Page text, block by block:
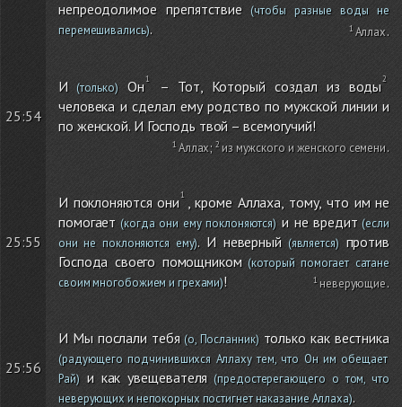
непреодолимое препятствие (чтобы разные воды не
перемешивались). Аллах.
25:54
И(только) Он
– Тот, Который создал из воды
человека и сделал ему родство по мужской линии и
по женской. И Господь твой – всемогучий!
Аллах; из мужского и женского семени.
25:55
И поклоняются они
, кроме Аллаха, тому, что им не
помогает (когда они ему поклоняются) и не вредит(если
они не поклоняются ему). И неверный(является)против
Господа своего помощником(который помогает сатане
своим многобожием и грехами)! неверующие.
25:56
И Мы послали тебя(о, Посланник)только как вестника
(радующего подчинившихся Аллаху тем, что Он им обещает
Рай)и как увещевателя (предостерегающего о том, что
неверующих и непокорных постигнет наказание Аллаха).